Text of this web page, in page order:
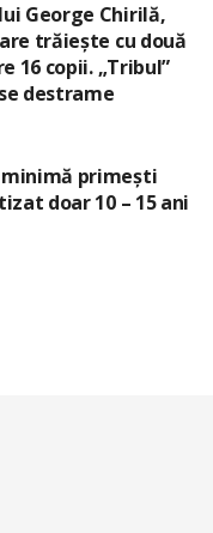
George Chirilă,
trăiește cu două
16 copii. „Tribul”
destrame
minimă primești
doar 10 – 15 ani